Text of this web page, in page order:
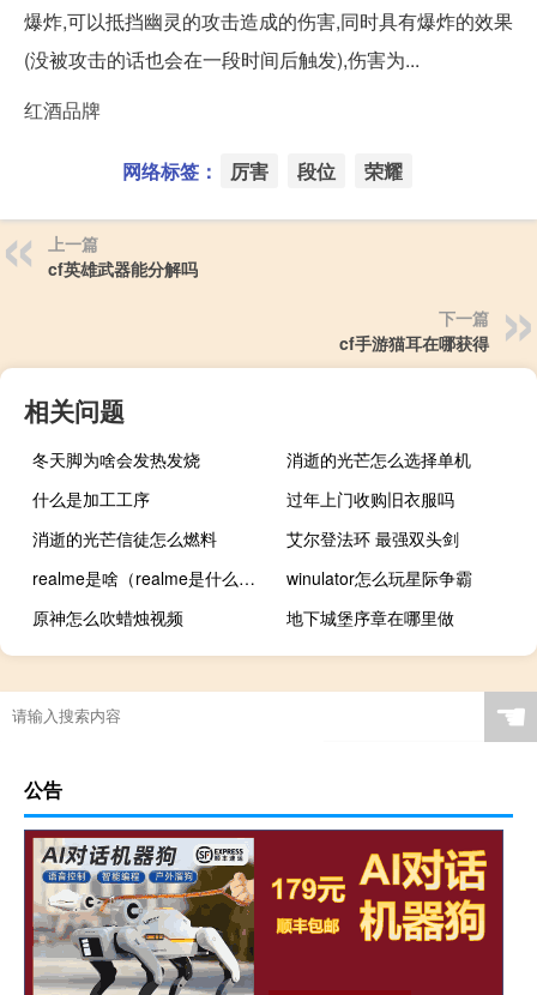
爆炸,可以抵挡幽灵的攻击造成的伤害,同时具有爆炸的效果
(没被攻击的话也会在一段时间后触发),伤害为...
红酒品牌
网络标签： 厉害 段位 荣耀
上一篇
cf英雄武器能分解吗
下一篇
cf手游猫耳在哪获得
相关问题
冬天脚为啥会发热发烧
消逝的光芒怎么选择单机
什么是加工工序
过年上门收购旧衣服吗
消逝的光芒信徒怎么燃料
艾尔登法环 最强双头剑
realme是啥（realme是什么意思）
winulator怎么玩星际争霸
原神怎么吹蜡烛视频
地下城堡序章在哪里做
☚
公告